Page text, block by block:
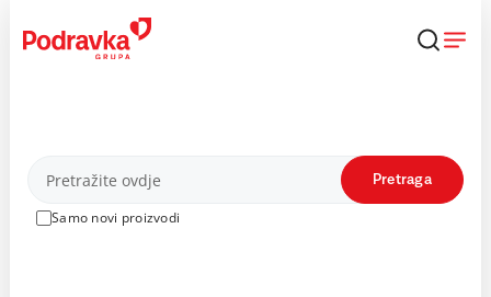
content
Proizvodi
Samo novi proizvodi
Pretraga